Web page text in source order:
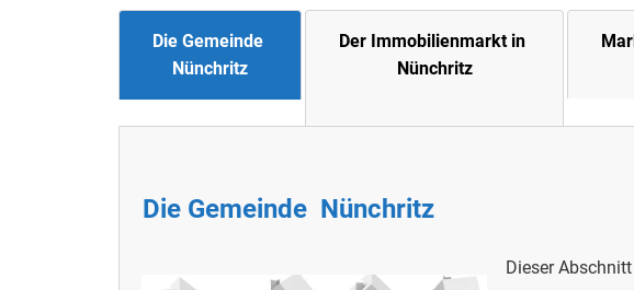
Die Gemeinde
Nünchritz
Der Immobilienmarkt in
Nünchritz
Die Gemeinde Nünchritz
Dieser